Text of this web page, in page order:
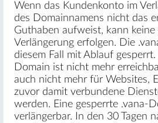
Wenn das Kundenkonto im
des Domainnamens nicht das
Guthaben aufweist, kann keine
Verlängerung erfolgen. Die
diesem Fall mit Ablauf
Domain ist nicht mehr
auch nicht mehr für Websites,
zuvor damit verbundene
werden. Eine gesperrte .vana-
verlängerbar. In den 30 Tagen